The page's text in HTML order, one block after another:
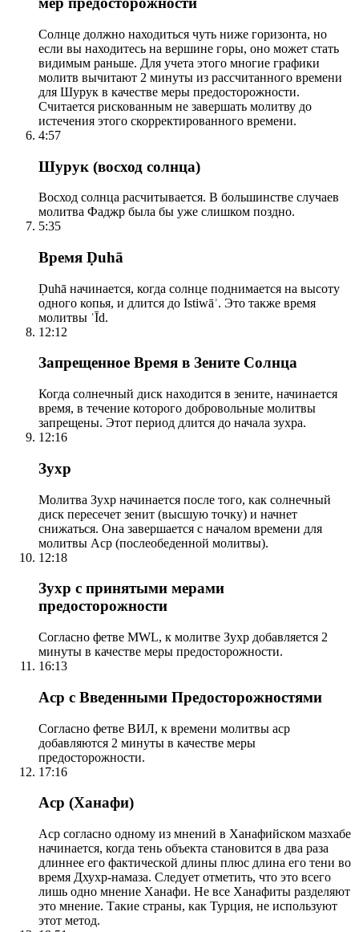
Солнце должно находиться чуть ниже горизонта, но
если вы находитесь на вершине горы, оно может стать
видимым раньше. Для учета этого многие графики
молитв вычитают 2 минуты из рассчитанного времени
для Шурук в качестве меры предосторожности.
Считается рискованным не завершать молитву до
истечения этого скорректированного времени.
4:57
Шурук (восход солнца)
Восход солнца расчитывается. В большинстве случаев
молитва Фаджр была бы уже слишком поздно.
5:35
Время Ḍuhā
Ḍuhā начинается, когда солнце поднимается на высоту
одного копья, и длится до Istiwāʾ. Это также время
молитвы ʿĪd.
12:12
Запрещенное Время в Зените Солнца
Когда солнечный диск находится в зените, начинается
время, в течение которого добровольные молитвы
запрещены. Этот период длится до начала зухра.
12:16
Зухр
Молитва Зухр начинается после того, как солнечный
диск пересечет зенит (высшую точку) и начнет
снижаться. Она завершается с началом времени для
молитвы Аср (послеобеденной молитвы).
12:18
Зухр с принятыми мерами
предосторожности
Согласно фетве MWL, к молитве Зухр добавляется 2
минуты в качестве меры предосторожности.
16:13
Аср с Введенными Предосторожностями
Согласно фетве ВИЛ, к времени молитвы аср
добавляются 2 минуты в качестве меры
предосторожности.
17:16
Аср (Ханафи)
Аср согласно одному из мнений в Ханафийском мазхабе
начинается, когда тень объекта становится в два раза
длиннее его фактической длины плюс длина его тени во
время Дхухр-намаза. Следует отметить, что это всего
лишь одно мнение Ханафи. Не все Ханафиты разделяют
это мнение. Такие страны, как Турция, не используют
этот метод.